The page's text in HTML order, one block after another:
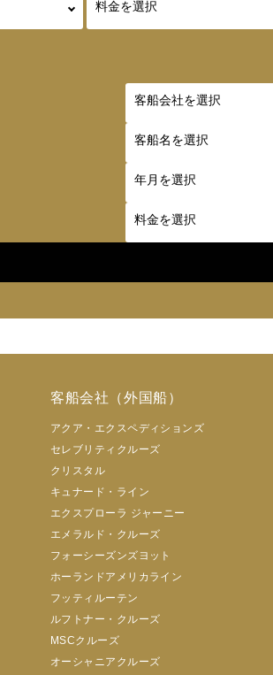
客船会社（外国船）
アクア・エクスペディションズ
セレブリティクルーズ
クリスタル
キュナード・ライン
エクスプローラ ジャーニー
エメラルド・クルーズ
フォーシーズンズヨット
ホーランドアメリカライン
フッティルーテン
ルフトナー・クルーズ
MSCクルーズ
オーシャニアクルーズ